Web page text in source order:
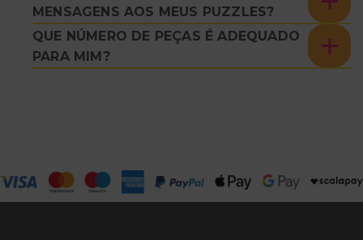
MENSAGENS AOS MEUS PUZZLES?
QUE NÚMERO DE PEÇAS É ADEQUADO
PARA MIM?